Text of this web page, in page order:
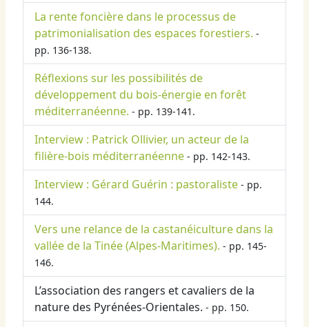
La rente foncière dans le processus de
patrimonialisation des espaces forestiers. -
pp. 136-138.
Réflexions sur les possibilités de
développement du bois-énergie en forêt
méditerranéenne. - pp. 139-141.
Interview : Patrick Ollivier, un acteur de la
filière-bois méditerranéenne - pp. 142-143.
Interview : Gérard Guérin : pastoraliste - pp.
144.
Vers une relance de la castanéiculture dans la
vallée de la Tinée (Alpes-Maritimes). - pp. 145-
146.
L’association des rangers et cavaliers de la
nature des Pyrénées-Orientales. - pp. 150.